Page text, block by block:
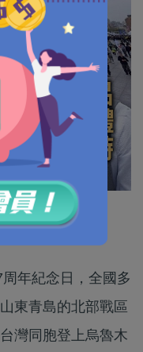
年紀念日‌，全國多
東青島的北部戰區
灣同胞登上烏魯木